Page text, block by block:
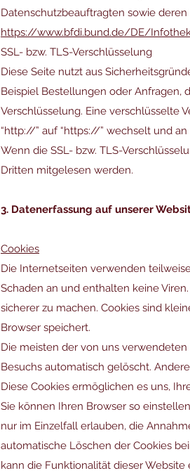
Datenschutzbeauftragten sowie
https://www.bfdi.bund.de/DE/
SSL- bzw. TLS-Verschlüsselung
Diese Seite nutzt aus
Beispiel Bestellungen oder Anfragen,
Verschlüsselung. Eine verschlüsselte
“http://” auf “https://” wechselt und
Wenn die SSL- bzw. TLS-
Dritten mitgelesen werden.
3. Datenerfassung auf unserer
Cookies
Die Internetseiten verwenden
Schaden an und enthalten keine
sicherer zu machen. Cookies sind
Browser speichert.
Die meisten der von uns verwendeten
Besuchs automatisch gelöscht.
Diese Cookies ermöglichen es uns,
Sie können Ihren Browser so
nur im Einzelfall erlauben, die
automatische Löschen der Cookies
kann die Funktionalität dieser Website